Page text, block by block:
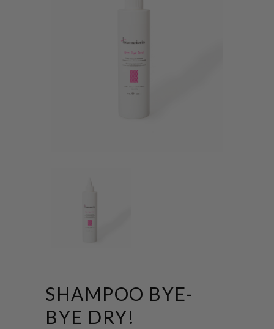
SHAMPOO BYE-
BYE DRY!